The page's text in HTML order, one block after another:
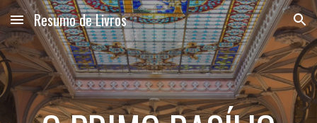
Skip to main content Skip to navigation
Resumo de Livros